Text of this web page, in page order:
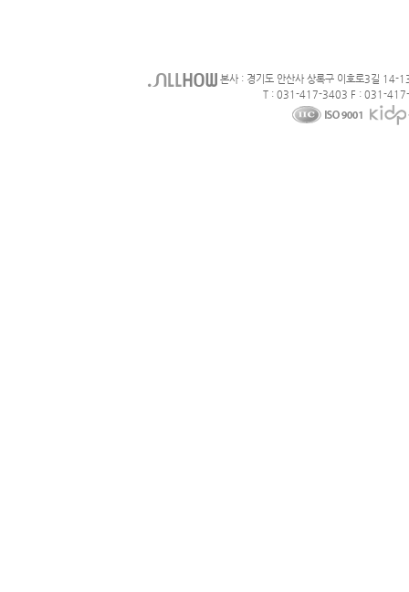
본사 : 경기도 안산사 상록구 이호로3길 14-
T : 031-417-3403 F : 031-